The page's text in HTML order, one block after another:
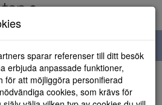
sparar referenser till ditt besök
erbjuda anpassade funktioner,
för att möjliggöra personifierad
cookies, som krävs för